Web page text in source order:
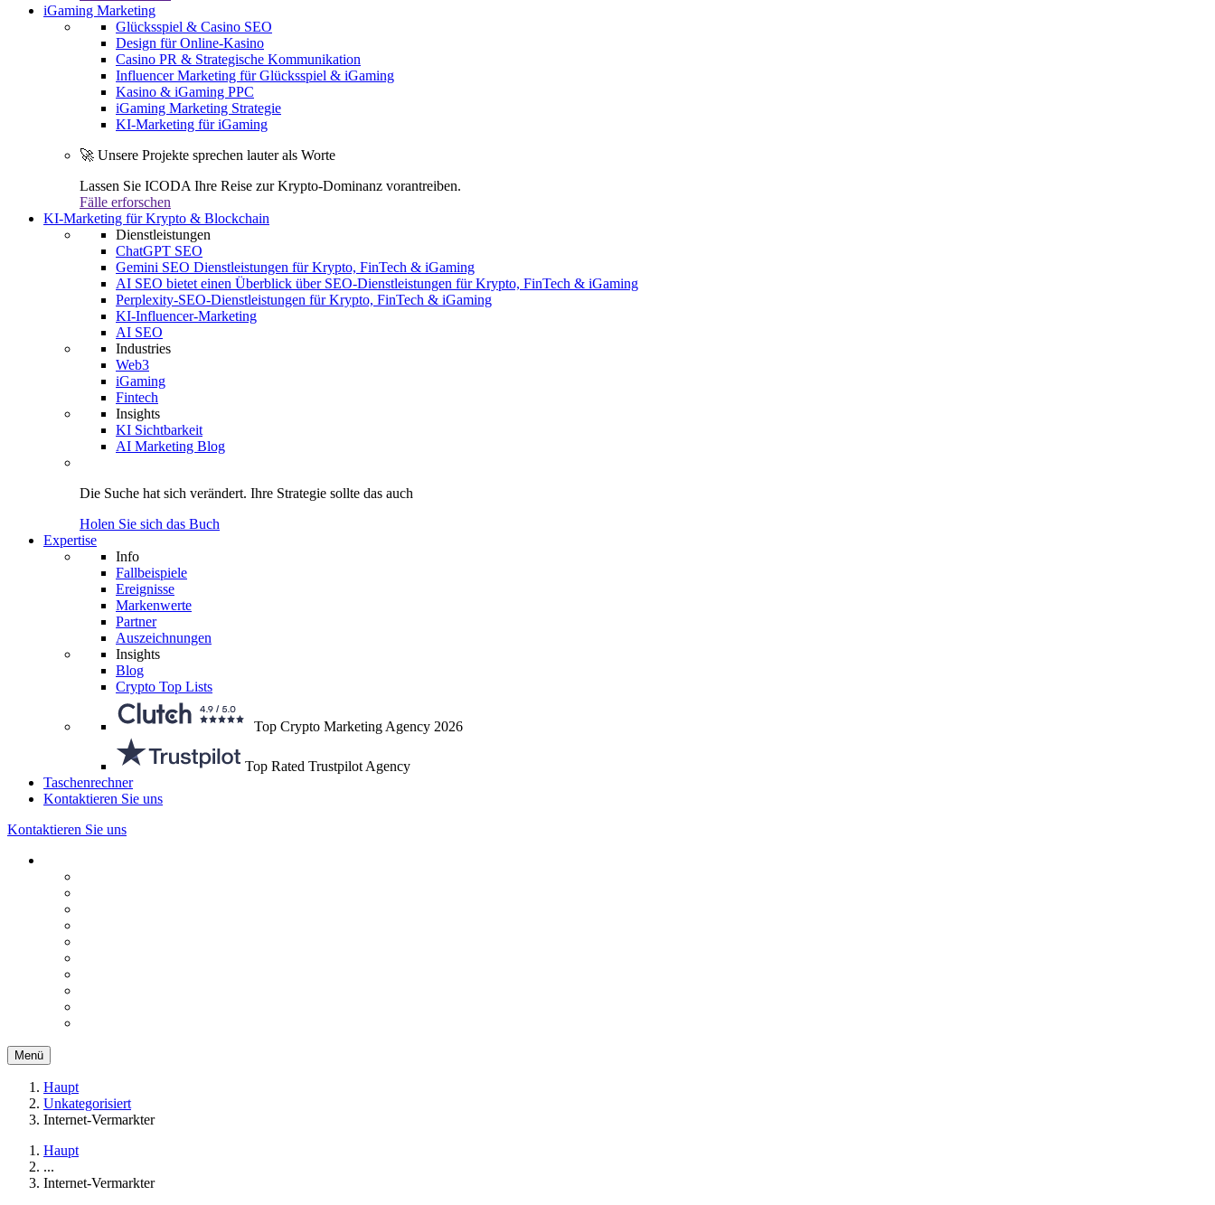
iGaming Marketing
Glücksspiel & Casino SEO
Design für Online-Kasino
Casino PR & Strategische Kommunikation
Influencer Marketing für Glücksspiel & iGaming
Kasino & iGaming PPC
iGaming Marketing Strategie
KI-Marketing für iGaming
🚀 Unsere Projekte sprechen lauter als Worte
Lassen Sie ICODA Ihre Reise zur Krypto-Dominanz vorantreiben.
Fälle erforschen
KI-Marketing für Krypto & Blockchain
Dienstleistungen
ChatGPT SEO
Gemini SEO Dienstleistungen für Krypto, FinTech & iGaming
AI SEO bietet einen Überblick über SEO-Dienstleistungen für Krypto, FinTech & iGaming
Perplexity-SEO-Dienstleistungen für Krypto, FinTech & iGaming
KI-Influencer-Marketing
AI SEO
Industries
Web3
iGaming
Fintech
Insights
KI Sichtbarkeit
AI Marketing Blog
Die Suche hat sich verändert. Ihre Strategie sollte das auch
Holen Sie sich das Buch
Expertise
Info
Fallbeispiele
Ereignisse
Markenwerte
Partner
Auszeichnungen
Insights
Blog
Crypto Top Lists
Top Crypto Marketing Agency 2026
Top Rated Trustpilot Agency
Taschenrechner
Kontaktieren Sie uns
Kontaktieren Sie uns
Menü
Haupt
Unkategorisiert
Internet-Vermarkter
Haupt
...
Internet-Vermarkter